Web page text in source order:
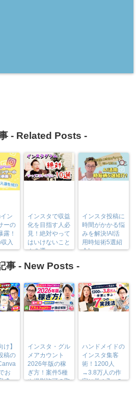
- Related Posts -
ン
ーの
露！
入
インスタで収益
化を目指す人必
見！絶対やって
はいけないこと
１０選
インスタ投稿に
時間がかかる悩
みを解決!AI活
用時短術5選紹
介!
事 - New Posts -
け】
稿の
お
成
インスタ・グル
メアカウント
2026年版の稼
ぎ方！案件5種
や撮影許可の取
ハンドメイドの
インスタ集客
術！1200人
→3.8万人の作
家に学ぶ7つの